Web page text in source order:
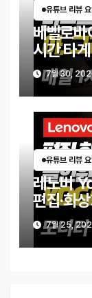
유튜브 리뷰
베벨로바
시간 타
7월 30,
유튜브 리뷰
레노버
편집·화
OLED 모
7월 25,